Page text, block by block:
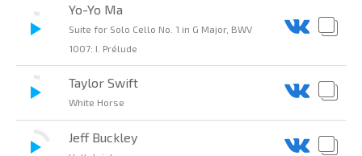
Yo-Yo Ma
Suite for Solo Cello No. 1 in G Major, BWV
1007: I. Prélude
Taylor Swift
White Horse
Jeff Buckley